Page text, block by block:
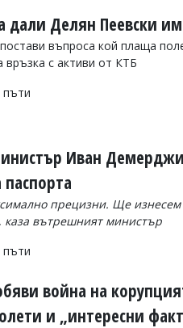
дали Делян Пеевски
въпроса кой плаща
връзка с активи от КТБ
пъти
Иван
паспорта
прецизни. Ще изнесем
каза вътрешният министър
пъти
война на
и „интересни